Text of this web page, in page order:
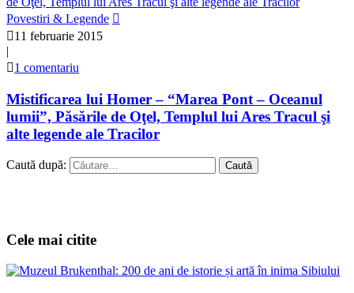
Povestiri & Legende
11 februarie 2015
|
1 comentariu
Mistificarea lui Homer – “Marea Pont – Oceanul
lumii”, Păsările de Oţel, Templul lui Ares Tracul şi
alte legende ale Tracilor
Caută după:
Cele mai citite